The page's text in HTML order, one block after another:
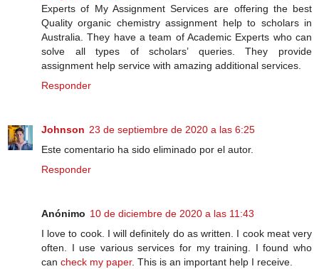
Experts of My Assignment Services are offering the best
Quality organic chemistry assignment help to scholars in
Australia. They have a team of Academic Experts who can
solve all types of scholars’ queries. They provide
assignment help service with amazing additional services.
Responder
Johnson 23 de septiembre de 2020 a las 6:25
Este comentario ha sido eliminado por el autor.
Responder
Anónimo 10 de diciembre de 2020 a las 11:43
I love to cook. I will definitely do as written. I cook meat very
often. I use various services for my training. I found who
can check my paper. This is an important help I receive.